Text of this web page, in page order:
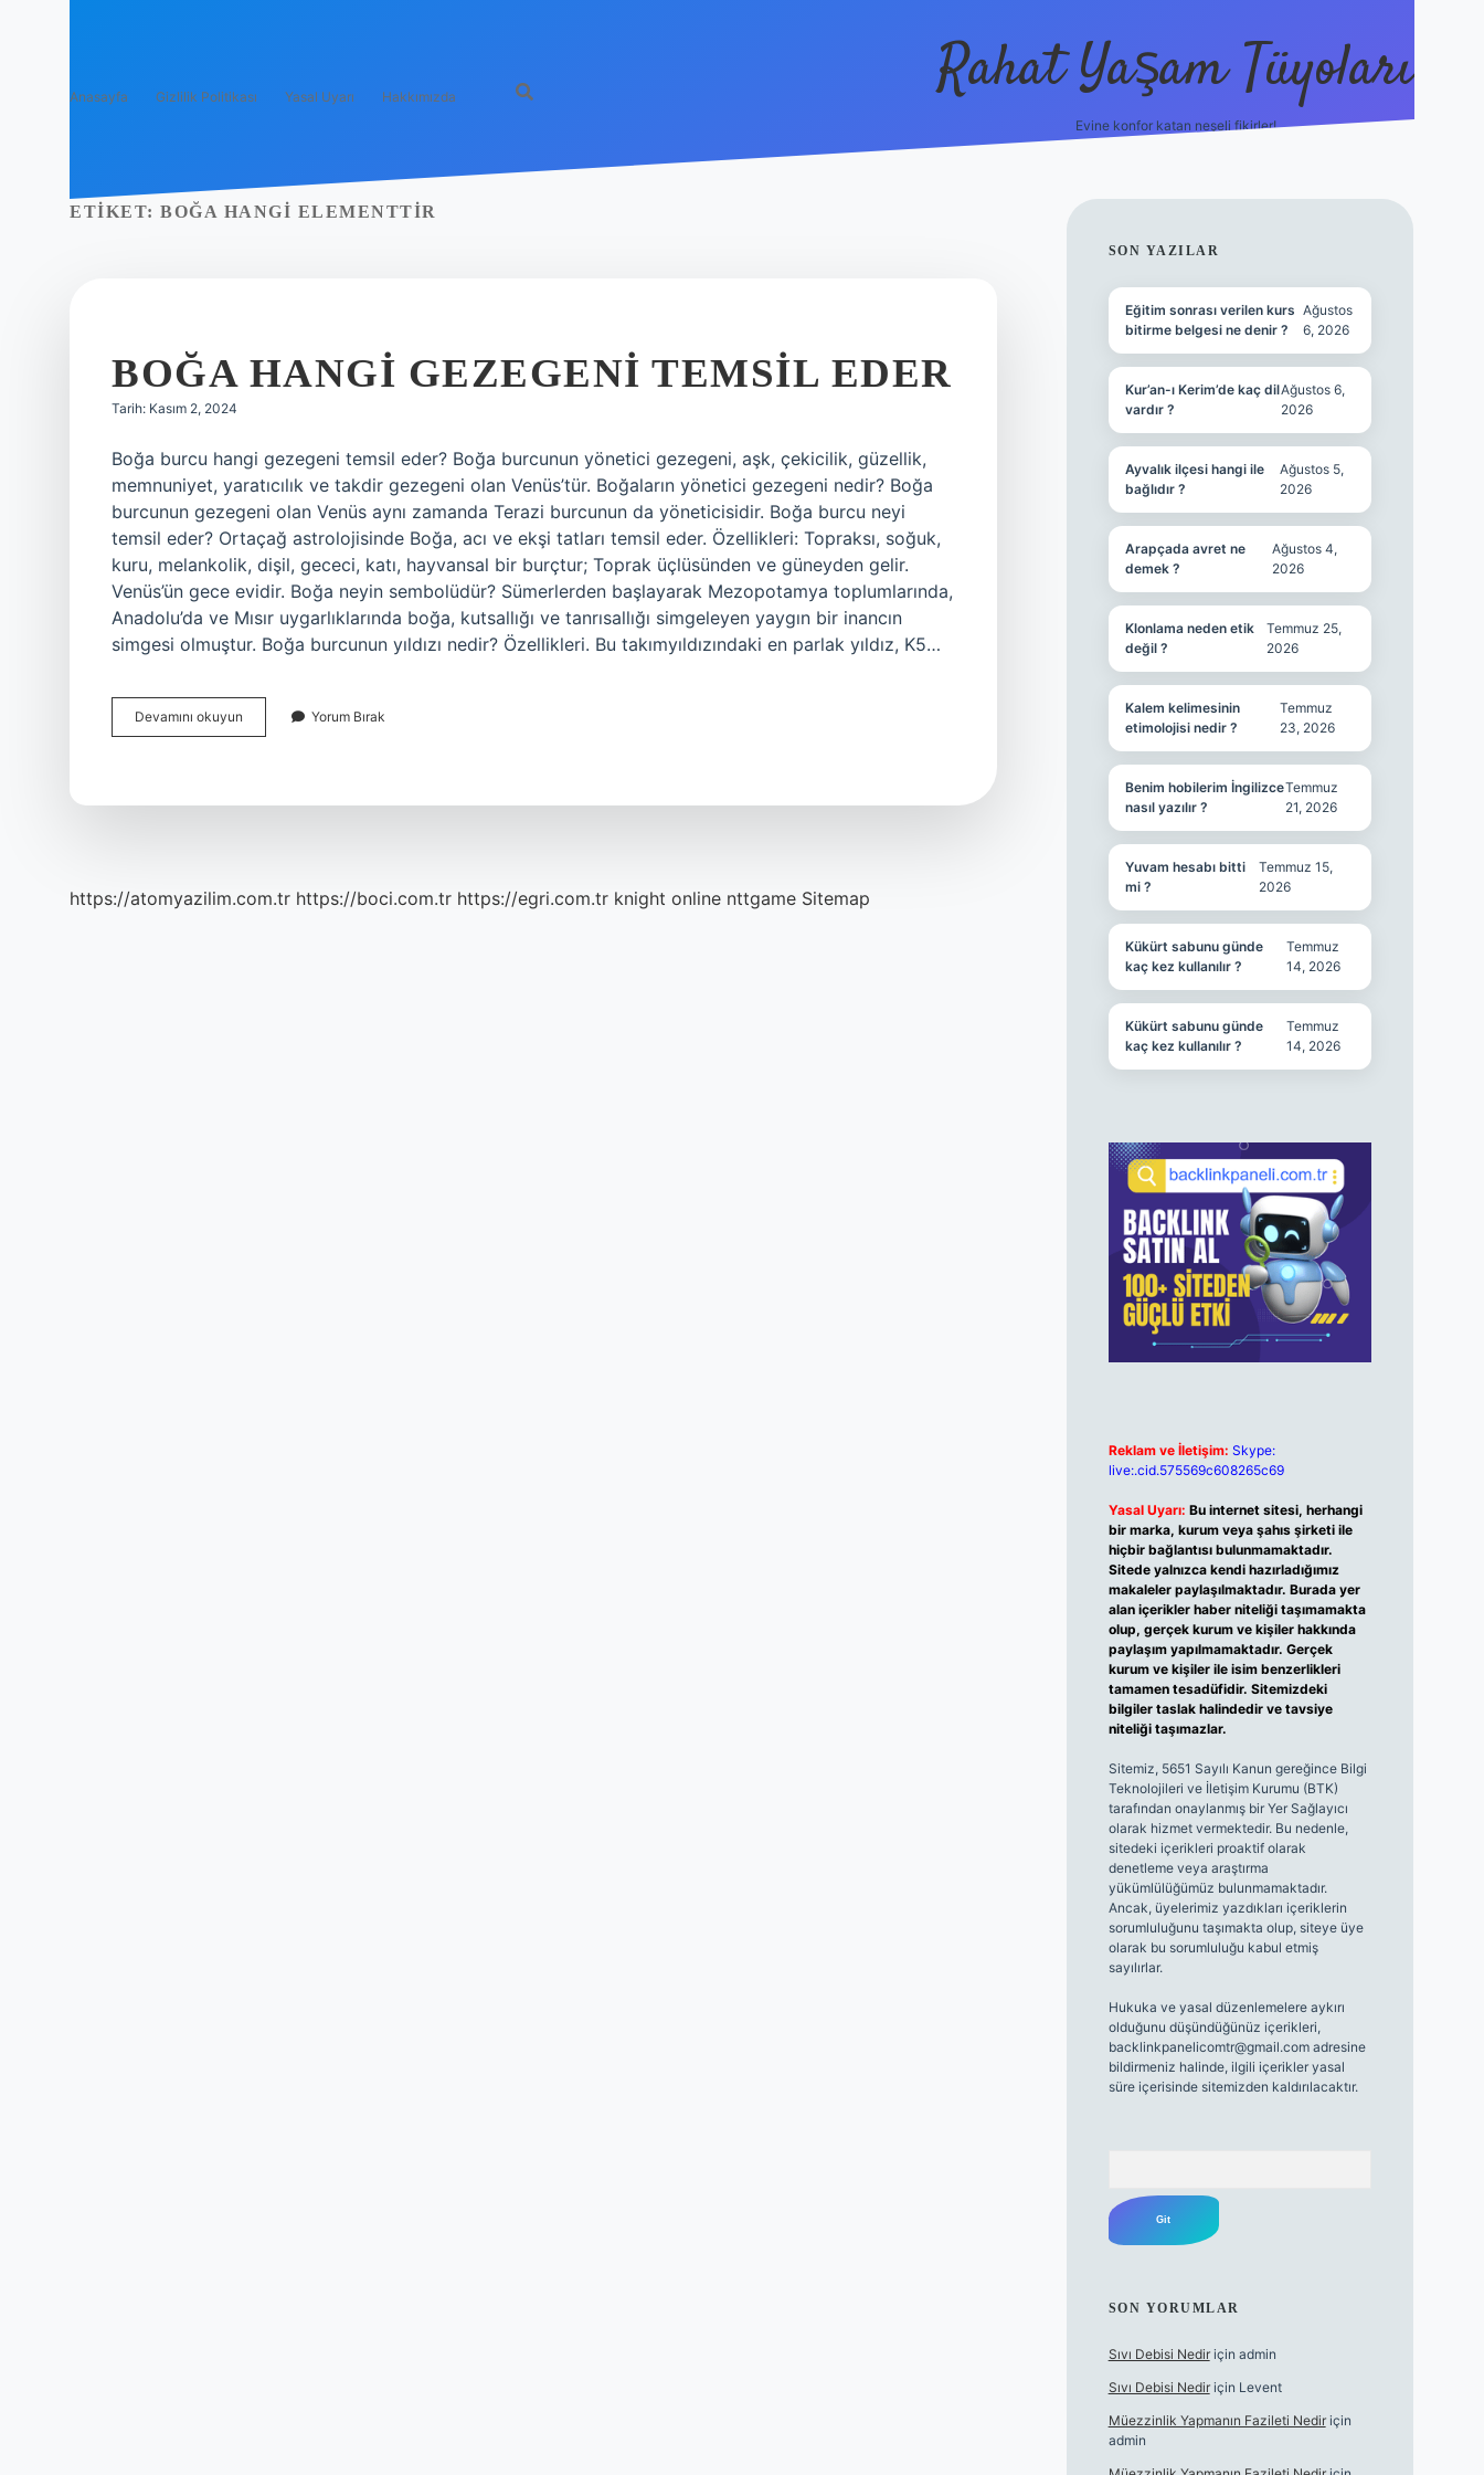
Anasayfa Gizlilik Politikası Yasal Uyarı Hakkımızda Rahat Yaşam Tüyoları
Evine konfor katan neşeli fikirler!
ETIKET: BOĞA HANGI ELEMENTTIR
BOĞA HANGI GEZEGENI TEMSIL EDER
Tarih: Kasım 2, 2024
Boğa burcu hangi gezegeni temsil eder? Boğa burcunun yönetici gezegeni, aşk, çekicilik, güzellik,
memnuniyet, yaratıcılık ve takdir gezegeni olan Venüs’tür. Boğaların yönetici gezegeni nedir? Boğa
burcunun gezegeni olan Venüs aynı zamanda Terazi burcunun da yöneticisidir. Boğa burcu neyi
temsil eder? Ortaçağ astrolojisinde Boğa, acı ve ekşi tatları temsil eder. Özellikleri: Topraksı, soğuk,
kuru, melankolik, dişil, gececi, katı, hayvansal bir burçtur; Toprak üçlüsünden ve güneyden gelir.
Venüs’ün gece evidir. Boğa neyin sembolüdür? Sümerlerden başlayarak Mezopotamya toplumlarında,
Anadolu’da ve Mısır uygarlıklarında boğa, kutsallığı ve tanrısallığı simgeleyen yaygın bir inancın
simgesi olmuştur. Boğa burcunun yıldızı nedir? Özellikleri. Bu takımyıldızındaki en parlak yıldız, K5…
Devamını okuyun
Hangi
Yorum Bırak
https://atomyazilim.com.tr https://boci.com.tr https://egri.com.tr knight online nttgame Sitemap
SIDEBAR
SON YAZILAR
Eğitim sonrası verilen kurs
bitirme belgesi ne denir ?
Ağustos
6, 2026
Kur’an-ı Kerim’de kaç dil
vardır ?
Ağustos 6,
2026
Ayvalık ilçesi hangi ile
bağlıdır ?
Ağustos 5,
2026
Arapçada avret ne
demek ?
Ağustos 4,
2026
Klonlama neden etik
değil ?
Temmuz 25,
2026
Kalem kelimesinin
etimolojisi nedir ?
Temmuz
23, 2026
Benim hobilerim İngilizce
nasıl yazılır ?
Temmuz
21, 2026
Yuvam hesabı bitti
mi ?
Temmuz 15,
2026
Kükürt sabunu günde
kaç kez kullanılır ?
Temmuz
14, 2026
Kükürt sabunu günde
kaç kez kullanılır ?
Temmuz
14, 2026
Reklam ve İletişim: Skype:
live:.cid.575569c608265c69
Yasal Uyarı: Bu internet sitesi, herhangi
bir marka, kurum veya şahıs şirketi ile
hiçbir bağlantısı bulunmamaktadır.
Sitede yalnızca kendi hazırladığımız
makaleler paylaşılmaktadır. Burada yer
alan içerikler haber niteliği taşımamakta
olup, gerçek kurum ve kişiler hakkında
paylaşım yapılmamaktadır. Gerçek
kurum ve kişiler ile isim benzerlikleri
tamamen tesadüfidir. Sitemizdeki
bilgiler taslak halindedir ve tavsiye
niteliği taşımazlar.
Sitemiz, 5651 Sayılı Kanun gereğince Bilgi
Teknolojileri ve İletişim Kurumu (BTK)
tarafından onaylanmış bir Yer Sağlayıcı
olarak hizmet vermektedir. Bu nedenle,
sitedeki içerikleri proaktif olarak
denetleme veya araştırma
yükümlülüğümüz bulunmamaktadır.
Ancak, üyelerimiz yazdıkları içeriklerin
sorumluluğunu taşımakta olup, siteye üye
olarak bu sorumluluğu kabul etmiş
sayılırlar.
Hukuka ve yasal düzenlemelere aykırı
olduğunu düşündüğünüz içerikleri,
backlinkpanelicomtr@gmail.comadresine
bildirmeniz halinde, ilgili içerikler yasal
süre içerisinde sitemizden kaldırılacaktır.
SON YORUMLAR
Sıvı Debisi Nediriçin admin
Sıvı Debisi Nediriçin Levent
Müezzinlik Yapmanın Fazileti Nediriçin
admin
ilbet canlı